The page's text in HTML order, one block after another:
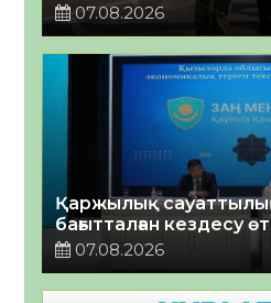
07.08.2026
Қаржылық
бағытталған кездесу
07.08.2026